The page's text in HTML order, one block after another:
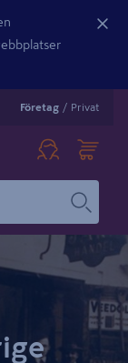
Företag / Privat